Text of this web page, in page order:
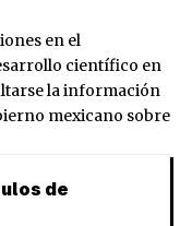
en el
científico en
la información
mexicano sobre
de